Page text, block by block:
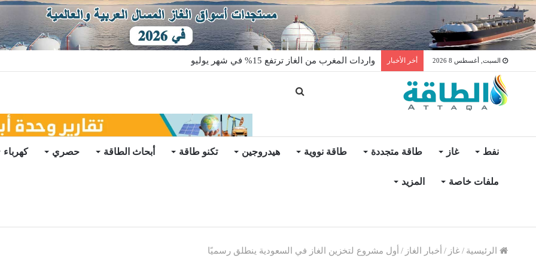
السبت, أغسطس 8 2026 أخر الأخبار واردات المغرب من الغاز ترتفع 15% في شهر يوليو
نفط غاز طاقة متجددة طاقة نووية هيدروجين تكنو طاقة أبحاث الطاقة حصري كهرباء
ملفات خاصة المزيد
الرئيسية /غاز / أخبار الغاز / أول مشروع لتخزين الغاز في السعودية ينطلق رسميًا